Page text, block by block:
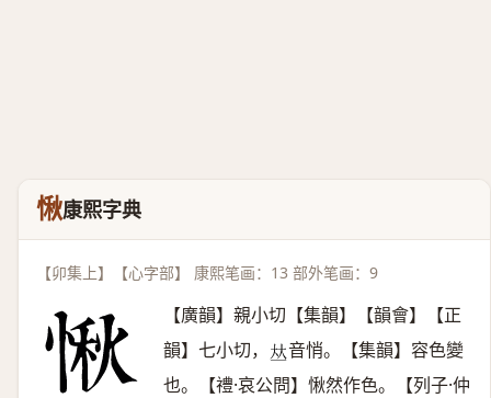
愀康熙字典
【卯集上】【心字部】 康熙笔画：13 部外笔画：9
【廣韻】親小切【集韻】【韻會】【正
韻】七小切， 𠀤音悄。【集韻】容色變
也。【禮·哀公問】愀然作色。【列子·仲